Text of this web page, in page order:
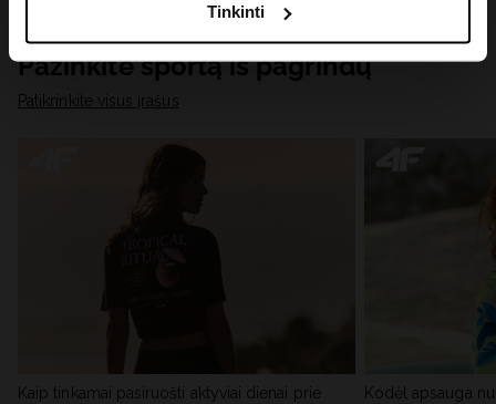
analitinius tyrimus, pritaikyti turinį ir tobulinti mūsų
partnerių siūlomus sprendimus (pvz., socialinius tinklus).
Išsamią informaciją rasite mūsų Privatumo politikoje ir
skiltyje „Išsami informacija“.
Tinkinti
Pažinkite sportą iš pagrindų
Patikrinkite visus įrašus
Kaip tinkamai pasiruošti aktyviai dienai prie
Kodėl apsauga